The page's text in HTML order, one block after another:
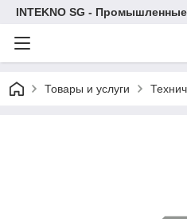
INTEKNO SG -
Товары и услуги